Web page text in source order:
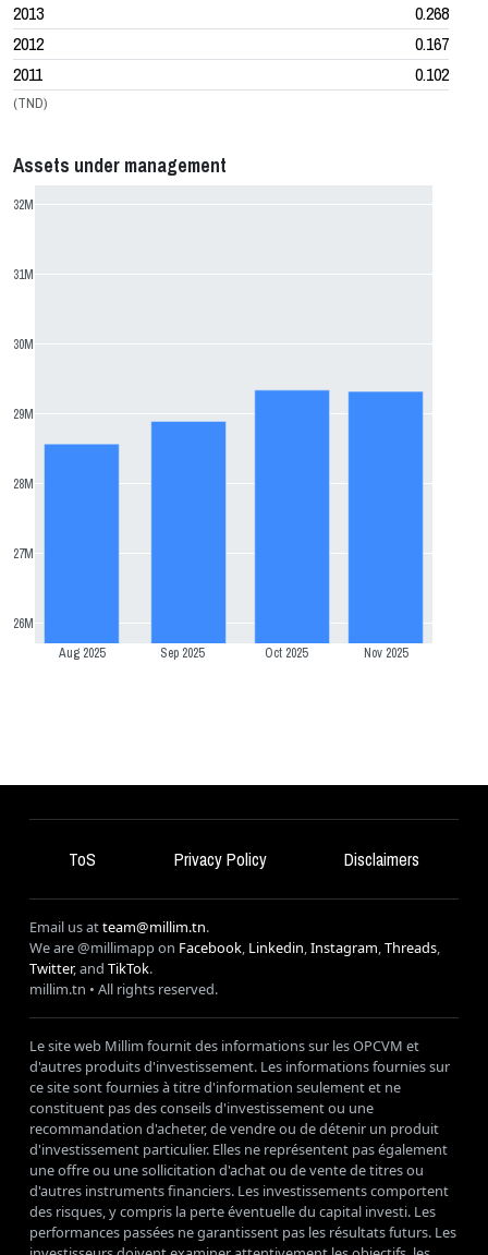
(TND)
2013
0.268
2012
0.167
2011
0.102
Assets under management
Aug 2025 Sep 2025 Oct 2025 Nov 2025
26M
27M
28M
29M
30M
31M
32M
ToS Privacy Policy Disclaimers
Email us atteam@millim.tn.
We are @millimapp on Facebook, Linkedin,Instagram,Threads,
Twitter, and TikTok.
millim.tn • All rights reserved.
Le site web Millim fournit des informations sur les OPCVM et
d'autres produits d'investissement. Les informations fournies sur
ce site sont fournies à titre d'information seulement et ne
constituent pas des conseils d'investissement ou une
recommandation d'acheter, de vendre ou de détenir un produit
d'investissement particulier. Elles ne représentent pas également
une offre ou une sollicitation d'achat ou de vente de titres ou
d'autres instruments financiers. Les investissements comportent
des risques, y compris la perte éventuelle du capital investi. Les
performances passées ne garantissent pas les résultats futurs. Les